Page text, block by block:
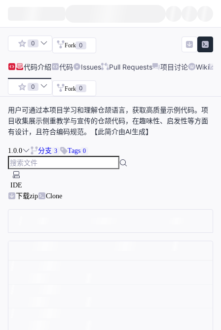
0 Fork 0
代码介绍 代码 Issues Pull Requests 项目讨论 Wiki
0 Fork 0
用户可通过本项目学习和理解仓颉语言，获取高质量示例代码。项
目收集展示侧重教学与宣传的仓颉代码，在趣味性、启发性等方面
有设计，且符合编码规范。【此简介由AI生成】
1.0.0 分支 3 Tags 0
IDE
下载zip
Clone